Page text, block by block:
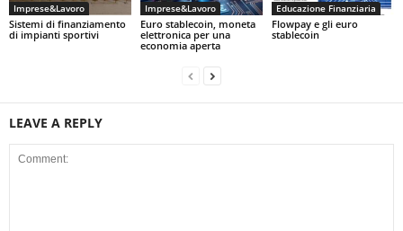
Imprese&Lavoro
Sistemi di finanziamento
di impianti sportivi
Imprese&Lavoro
Euro stablecoin, moneta
elettronica per una
economia aperta
Educazione Finanziaria
Flowpay e gli euro
stablecoin
LEAVE A REPLY